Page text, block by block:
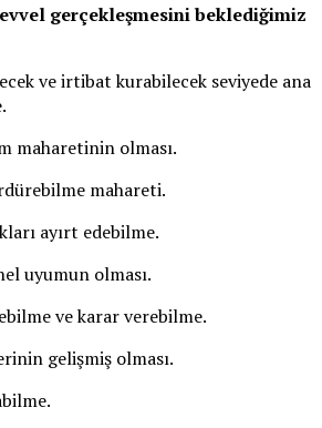
gerçekleşmesini beklediğimiz
ve irtibat kurabilecek seviyede ana
maharetinin olması.
mahareti.
ayırt edebilme.
uyumun olması.
ve karar verebilme.
gelişmiş olması.